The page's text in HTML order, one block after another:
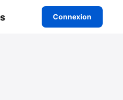
Connexion